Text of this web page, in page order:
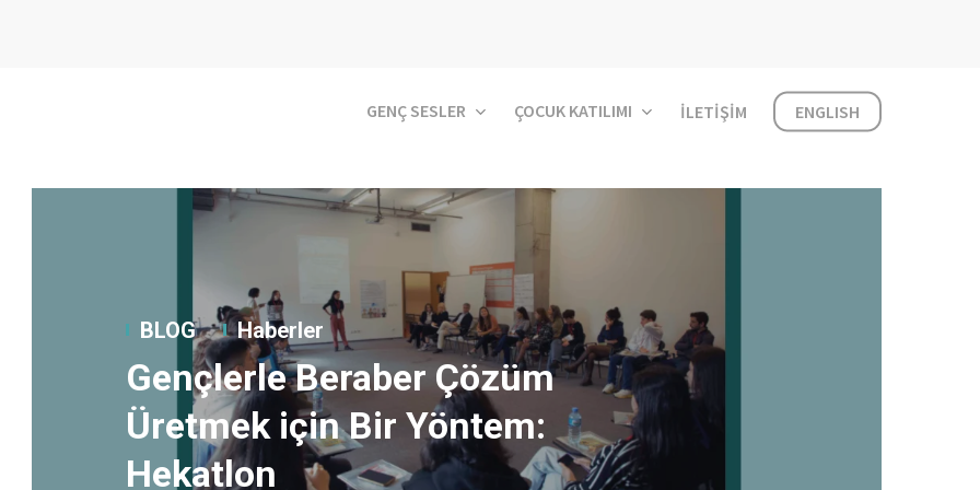
GENÇ SESLER ÇOCUK KATILIMI İLETIŞIM ENGLISH
BLOG Haberler
Gençlerle Beraber Çözüm
Üretmek için Bir Yöntem:
Hekatlon